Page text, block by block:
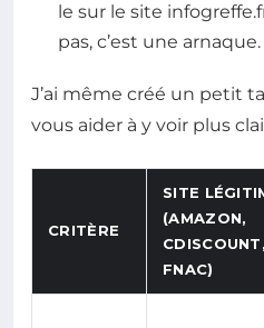
le sur le site
pas, c’est une arnaque.
J’ai même créé un petit
vous aider à y voir plus
CRITÈRE
SITE
(AMAZON,
CDISCOUNT,
FNAC)